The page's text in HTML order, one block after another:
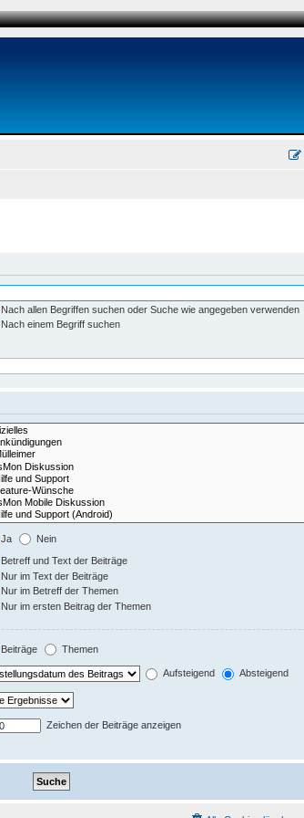
Nach allen Begriffen suchen oder Suche wie angegeben verwenden
Nach einem Begriff suchen
Ja Nein
Betreff und Text der Beiträge
Nur im Text der Beiträge
Nur im Betreff der Themen
Nur im ersten Beitrag der Themen
Beiträge Themen
Aufsteigend Absteigend
Zeichen der Beiträge anzeigen